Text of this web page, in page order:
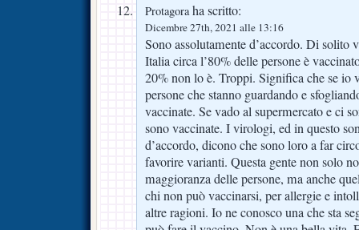
Protagoraha scritto:
Dicembre 27th, 2021 alle 13:16
Sono assolutamente d’accordo. Di solito
Italia circa l’80% delle persone è
20% non lo è. Troppi. Significa che se io
persone che stanno guardando e
vaccinate. Se vado al supermercato e ci
sono vaccinate. I virologi, ed in questo
d’accordo, dicono che sono loro a far
favorire varianti. Questa gente non solo
maggioranza delle persone, ma anche
chi non può vaccinarsi, per allergie e
altre ragioni. Io ne conosco una che sta